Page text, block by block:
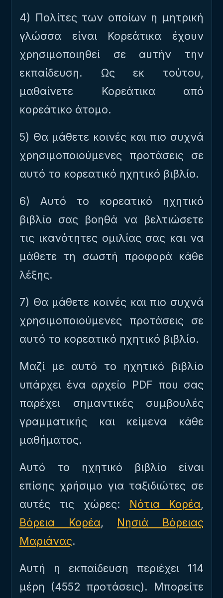
4) Πολίτες των οποίων η μητρική
γλώσσα είναι Κορεάτικα έχουν
χρησιμοποιηθεί σε αυτήν την
εκπαίδευση. Ως εκ τούτου,
μαθαίνετε Κορεάτικα από
κορεάτικο άτομο.
5) Θα μάθετε κοινές και πιο συχνά
χρησιμοποιούμενες προτάσεις σε
αυτό το κορεατικό ηχητικό βιβλίο.
6) Αυτό το κορεατικό ηχητικό
βιβλίο σας βοηθά να βελτιώσετε
τις ικανότητες ομιλίας σας και να
μάθετε τη σωστή προφορά κάθε
λέξης.
7) Θα μάθετε κοινές και πιο συχνά
χρησιμοποιούμενες προτάσεις σε
αυτό το κορεατικό ηχητικό βιβλίο.
Μαζί με αυτό το ηχητικό βιβλίο
υπάρχει ένα αρχείο PDF που σας
παρέχει σημαντικές συμβουλές
γραμματικής και κείμενα κάθε
μαθήματος.
Αυτό το ηχητικό βιβλίο είναι
επίσης χρήσιμο για ταξιδιώτες σε
αυτές τις χώρες: Νότια Κορέα,
Βόρεια Κορέα, Νησιά Βόρειας
Μαριάνας.
Αυτή η εκπαίδευση περιέχει 114
μέρη (4552 προτάσεις). Μπορείτε